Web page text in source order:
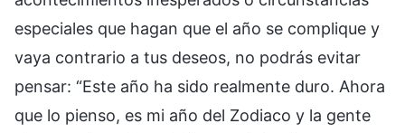
especiales que hagan que el año se complique y
vaya contrario a tus deseos, no podrás evitar
pensar: “Este año ha sido realmente duro. Ahora
que lo pienso, es mi año del Zodiaco y la gente